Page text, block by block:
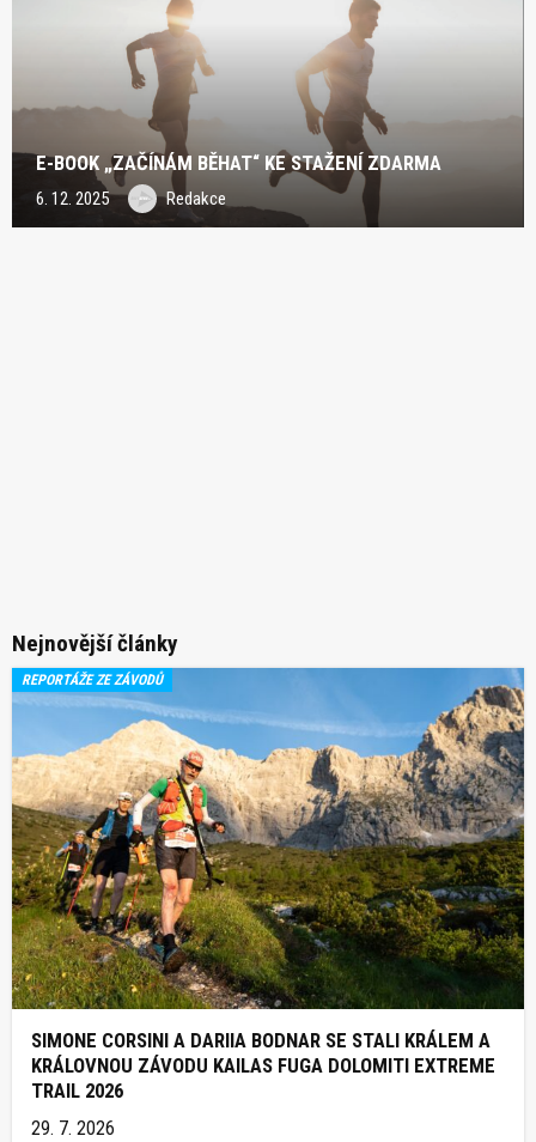
E-BOOK „ZAČÍNÁM BĚHAT“ KE STAŽENÍ ZDARMA
6. 12. 2025 Redakce
Nejnovější články
REPORTÁŽE ZE ZÁVODŮ
SIMONE CORSINI A DARIIA BODNAR SE STALI KRÁLEM A
KRÁLOVNOU ZÁVODU KAILAS FUGA DOLOMITI EXTREME
TRAIL 2026
29. 7. 2026